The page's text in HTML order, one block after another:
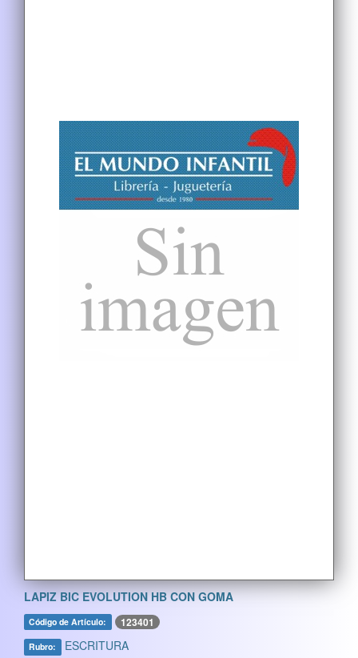
LAPIZ BIC EVOLUTION HB CON GOMA
Código de Artículo: 123401
Rubro: ESCRITURA